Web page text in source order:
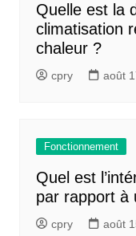
Quelle est la
climatisation
chaleur ?
cpry août
Fonctionnement
Quel est
par rapport à
cpry août